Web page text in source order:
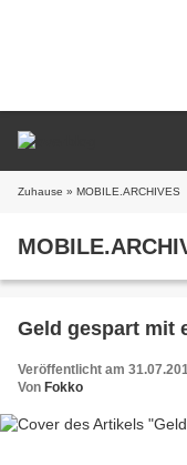
Zuhause » MOBILE.ARCHIVES
Geld gespart mit
Veröffentlicht am
Von Fokko